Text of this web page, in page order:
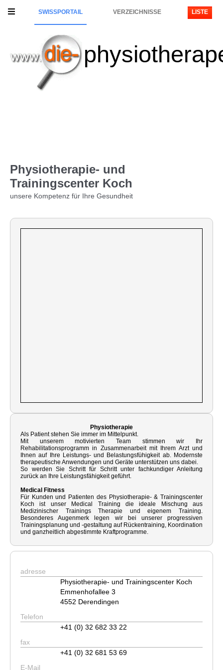
SWISSPORTAIL VERZEICHNISSE LISTE
Physiotherapie- und
Trainingscenter Koch
unsere Kompetenz für Ihre Gesundheit
Physiotherapie
Als Patient stehen Sie immer im Mittelpunkt.
Mit unserem motivierten Team stimmen wir Ihr
Rehabilitationsprogramm in Zusammenarbeit mit Ihrem Arzt und
Ihnen auf Ihre Leistungs- und Belastungsfühigkeit ab. Modernste
therapeutische Anwendungen und Geräte unterstützen uns dabei.
So werden Sie Schritt für Schritt unter fachkundiger Anleitung
zurück an Ihre Leistungsfähigkeit geführt.
Medical Fitness
Für Kunden und Patienten des Physiotherapie- & Trainingscenter
Koch ist unser Medical Training die ideale Mischung aus
Medizinischer Trainings Therapie und eigenem Training.
Besonderes Augenmerk legen wir bei unserer progressiven
Trainingsplanung und -gestaltung auf Rückentraining, Koordination
und ganzheitlich abgestimmte Kraftprogramme.
adresse
Physiotherapie- und Trainingscenter Koch
Emmenhofallee 3
4552 Derendingen
Telefon
+41 (0) 32 682 33 22
fax
+41 (0) 32 681 53 69
E-Mail